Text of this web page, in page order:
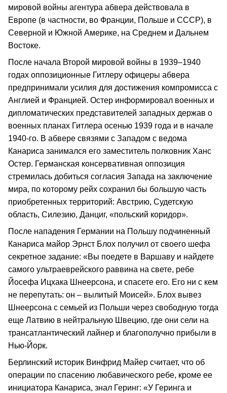
мировой войны агентура абвера действовала в
Европе (в частности, во Франции, Польше и СССР), в
Северной и Южной Америке, на Среднем и Дальнем
Востоке.
После начала Второй мировой войны в 1939–1940
годах оппозиционные Гитлеру офицеры абвера
предпринимали усилия для достижения компромисса с
Англией и Францией. Остер информировал военных и
дипломатических представителей западных держав о
военных планах Гитлера осенью 1939 года и в начале
1940-го. В абвере связями с Западом с ведома
Канариса занимался его заместитель полковник Ханс
Остер. Германская консервативная оппозиция
стремилась добиться согласия Запада на заключение
мира, по которому рейх сохранил бы большую часть
приобретенных территорий: Австрию, Судетскую
область, Силезию, Данциг, «польский коридор».
После нападения Германии на Польшу подчиненный
Канариса майор Эрнст Блох получил от своего шефа
секретное задание: «Вы поедете в Варшаву и найдете
самого ультраеврейского раввина на свете, ребе
Йосефа Ицхака Шнеерсона, и спасете его. Его ни с кем
не перепутать: он – вылитый Моисей». Блох вывез
Шнеерсона с семьей из Польши через свободную тогда
еще Латвию в нейтральную Швецию, где они сели на
трансатлантический лайнер и благополучно прибыли в
Нью-Йорк.
Берлинский историк Винфрид Майер считает, что об
операции по спасению любавического ребе, кроме ее
инициатора Канариса, знал Геринг: «У Геринга и